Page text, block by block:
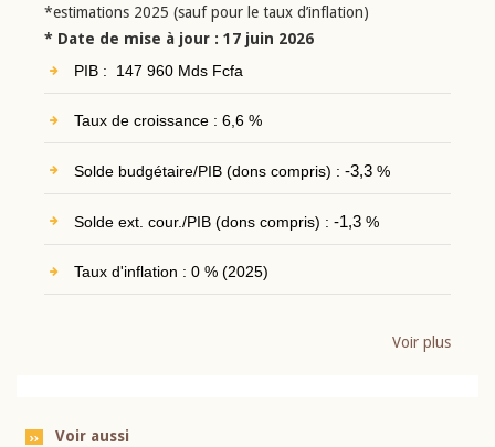
*estimations 2025 (sauf pour le taux d’inflation)
* Date de mise à jour : 17 juin 2026
PIB : 147 960 Mds Fcfa
Taux de croissance : 6,6 %
Solde budgétaire/PIB (dons compris) : -3,3%
Solde ext. cour./PIB (dons compris) : -1,3%
Taux d'inflation : 0 % (2025)
Voir plus
Voir aussi